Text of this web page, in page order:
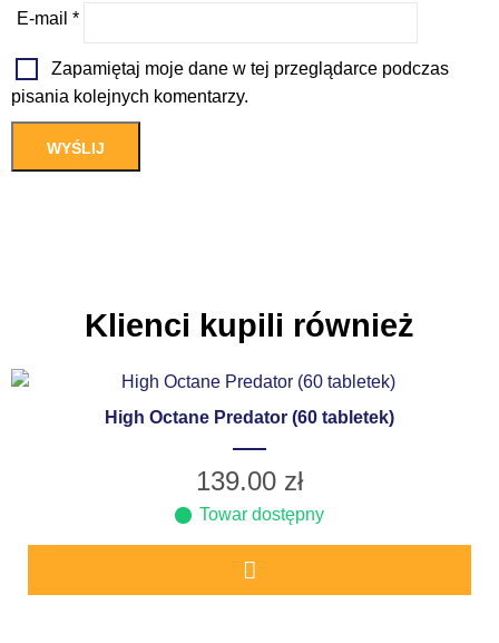
E-mail *
Zapamiętaj moje dane w tej przeglądarce podczas
pisania kolejnych komentarzy.
Klienci kupili również
High Octane Predator (60 tabletek)
139.00 zł
Towar dostępny